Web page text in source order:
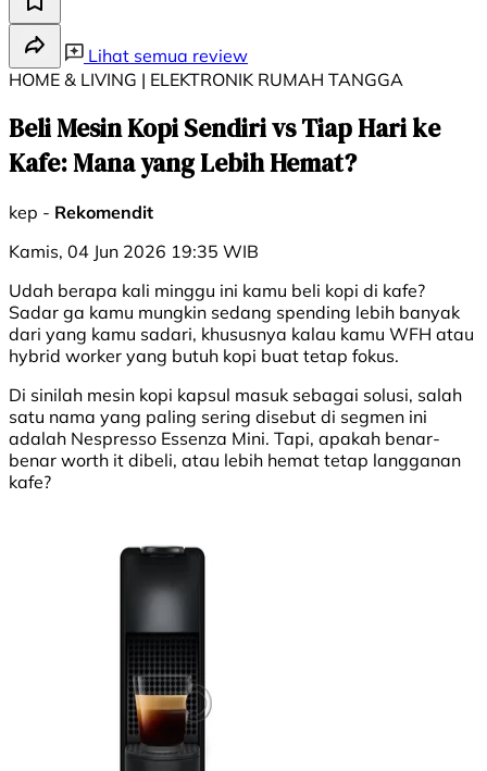
Lihat semua review
HOME & LIVING | ELEKTRONIK RUMAH TANGGA
Beli Mesin Kopi Sendiri vs Tiap Hari ke
Kafe: Mana yang Lebih Hemat?
kep - Rekomendit
Kamis, 04 Jun 2026 19:35 WIB
Udah berapa kali minggu ini kamu beli kopi di kafe?
Sadar ga kamu mungkin sedang spending lebih banyak
dari yang kamu sadari, khususnya kalau kamu WFH atau
hybrid worker yang butuh kopi buat tetap fokus.
Di sinilah mesin kopi kapsul masuk sebagai solusi, salah
satu nama yang paling sering disebut di segmen ini
adalah Nespresso Essenza Mini. Tapi, apakah benar-
benar worth it dibeli, atau lebih hemat tetap langganan
kafe?